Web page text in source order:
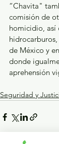
“Chavita"
comisión de
homicidio, así
de México y
donde
aprehensión
Seguridad y